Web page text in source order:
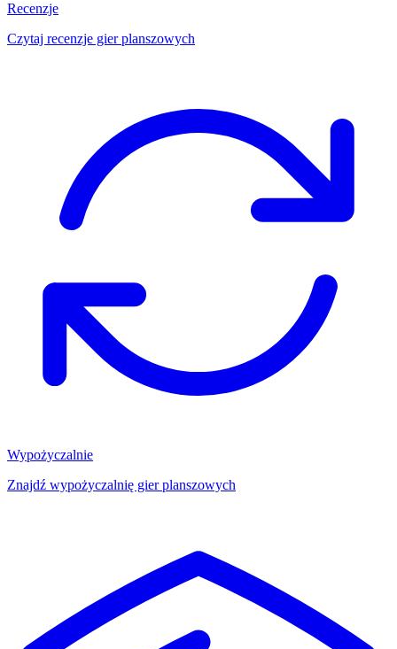
Recenzje
Czytaj recenzje gier planszowych
Wypożyczalnie
Znajdź wypożyczalnię gier planszowych